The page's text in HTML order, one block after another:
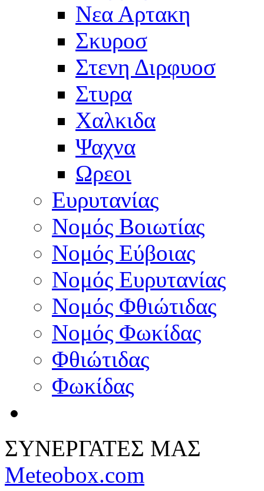
Νεα Αρτακη
Σκυροσ
Στενη Διρφυοσ
Στυρα
Χαλκιδα
Ψαχνα
Ωρεοι
Ευρυτανίας
Νομός Βοιωτίας
Νομός Εύβοιας
Νομός Ευρυτανίας
Νομός Φθιώτιδας
Νομός Φωκίδας
Φθιώτιδας
Φωκίδας
ΣΥΝΕΡΓΑΤΕΣ ΜΑΣ
Meteobox.com